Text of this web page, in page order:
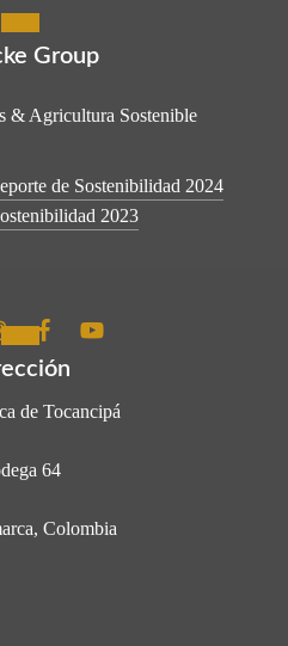
Group
& Agricultura Sostenible
de Sostenibilidad 2024
2023
de Tocancipá
64
Colombia